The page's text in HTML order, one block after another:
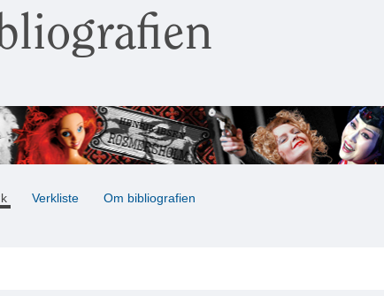
Verkliste Om bibliografien